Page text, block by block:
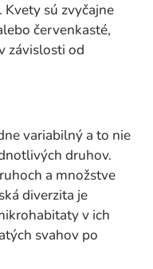
sú zvyčajne
červenkasté,
závislosti od
variabilný a to nie
druhov.
a množstve
diverzita je
v ich
svahov po